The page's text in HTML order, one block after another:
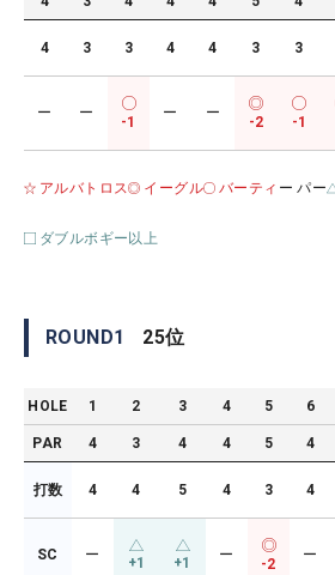
4 3 3 4 4 3 3
ー ー
-1
ー ー
-2 -1
アルバトロス イーグル バーティ ー パー
ダブルボギー以上
ROUND1 25位
HOLE 1 2 3 4 5 6
PAR 4 3 4 4 5 4
打数 4 4 5 4 3 4
SC ー +1 +1 ー
-2
ー